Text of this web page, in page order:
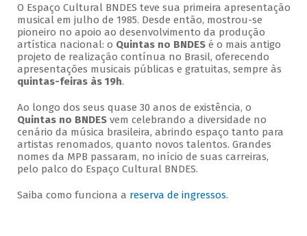
O Espaço Cultural BNDES teve sua primeira apresentação
musical em julho de 1985. Desde então, mostrou-se
pioneiro no apoio ao desenvolvimento da produção
artística nacional: o Quintas no BNDESé o mais antigo
projeto de realização contínua no Brasil, oferecendo
apresentações musicais públicas e gratuitas, sempre às
quintas-feiras às 19h.
Ao longo dos seus quase 30 anos de existência, o
Quintas no BNDESvem celebrando a diversidade no
cenário da música brasileira, abrindo espaço tanto para
artistas renomados, quanto novos talentos. Grandes
nomes da MPB passaram, no início de suas carreiras,
pelo palco do Espaço Cultural BNDES.
Saiba como funciona a reserva de ingressos.